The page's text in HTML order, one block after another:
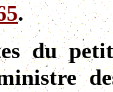
.
du